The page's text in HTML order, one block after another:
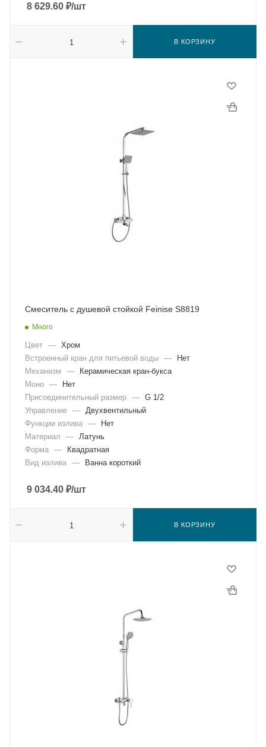
8 629.60 ₽/шт
В КОРЗИНУ
Смеситель с душевой стойкой Feinise S8819
Много
Цвет — Хром
Встроенный кран для питьевой воды —
Нет
Механизм
—
Керамическая кран-букса
Моно —
Нет
Присоединительный размер — G 1/2
Управление — Двухвентильный
Функции излива —
Нет
Материал
— Латунь
Форма —
Квадратная
Вид излива — Ванна короткий
9 034.40 ₽/шт
В КОРЗИНУ